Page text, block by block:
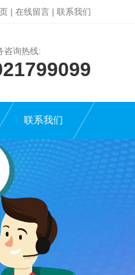
| 在线留言 | 联系我们
咨询热线:
联系我们